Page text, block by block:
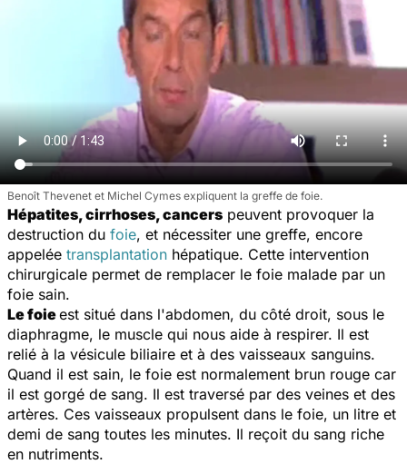
Benoît Thevenet et Michel Cymes expliquent la greffe de foie.
Hépatites, cirrhoses, cancers peuvent provoquer la
destruction du foie, et nécessiter une greffe, encore
appelée transplantation hépatique. Cette intervention
chirurgicale permet de remplacer le foie malade par un
foie sain.
Le foieest situé dans l'abdomen, du côté droit, sous le
diaphragme, le muscle qui nous aide à respirer. Il est
relié à la vésicule biliaire et à des vaisseaux sanguins.
Quand il est sain, le foie est normalement brun rouge car
il est gorgé de sang. Il est traversé par des veines et des
artères. Ces vaisseaux propulsent dans le foie, un litre et
demi de sang toutes les minutes. Il reçoit du sang riche
en nutriments.